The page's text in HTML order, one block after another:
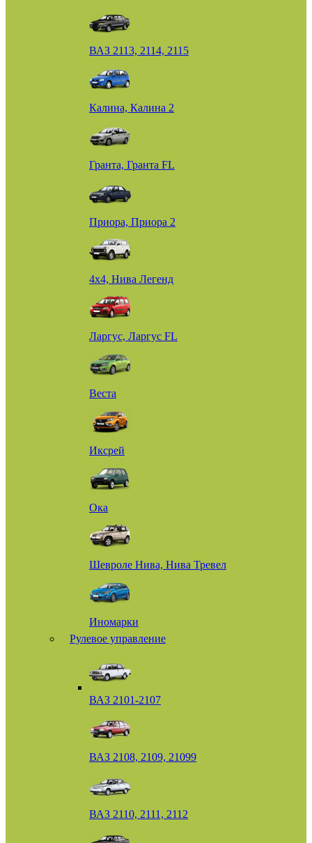
ВАЗ 2113, 2114, 2115
Калина, Калина 2
Гранта, Гранта FL
Приора, Приора 2
4х4, Нива Легенд
Ларгус, Ларгус FL
Веста
Иксрей
Ока
Шевроле Нива, Нива Тревел
Иномарки
Рулевое управление
ВАЗ 2101-2107
ВАЗ 2108, 2109, 21099
ВАЗ 2110, 2111, 2112